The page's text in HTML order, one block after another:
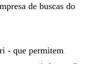
de buscas do
- que permitem